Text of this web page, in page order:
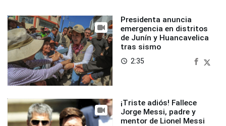
Presidenta anuncia
emergencia en distritos
de Junín y Huancavelica
tras sismo
access_time 2:35
¡Triste adiós! Fallece
Jorge Messi, padre y
mentor de Lionel Messi